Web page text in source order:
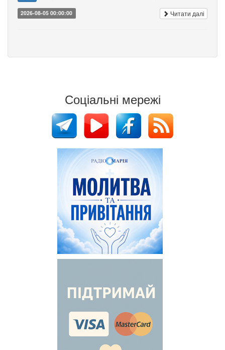
2026-08-05 00:00:00 Читати далі
Соціальні мережі